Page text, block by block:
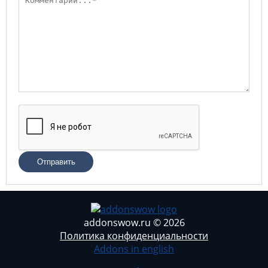
Отправить
addonswow.ru © 2026
Политика конфиденциальности
Addons in english